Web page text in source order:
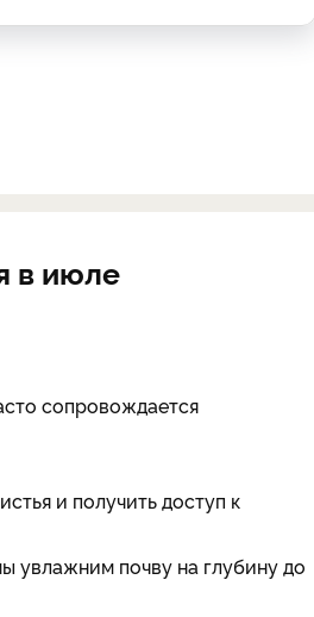
в июле
сопровождается
и получить доступ к
увлажним почву на глубину до